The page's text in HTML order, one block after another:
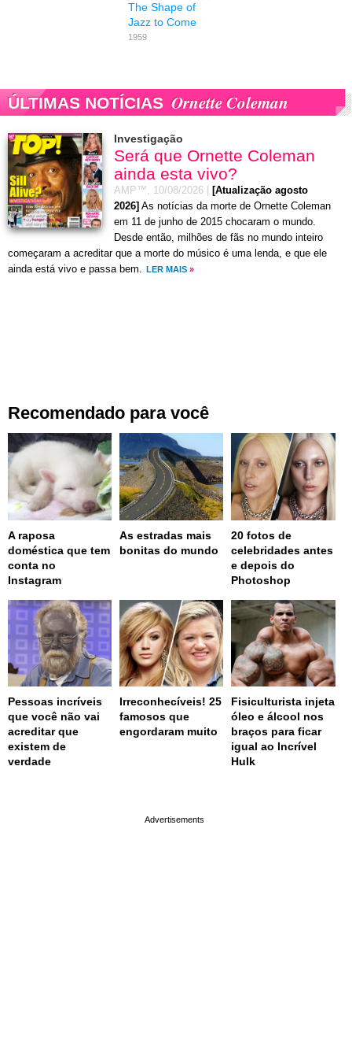
The Shape of
Jazz to Come
1959
ÚLTIMAS NOTÍCIAS Ornette Coleman
Investigação
Será que Ornette Coleman
ainda esta vivo?
AMP™, 10/08/2026
[Atualização agosto
2026] As notícias da morte de Ornette Coleman
em 11 de junho de 2015 chocaram o mundo.
Desde então, milhões de fãs no mundo inteiro
começaram a acreditar que a morte do músico é uma lenda, e que ele
ainda está vivo e passa bem.
LER MAIS »
Recomendado para você
A raposa
doméstica que tem
conta no
Instagram
As estradas mais
bonitas do mundo
20 fotos de
celebridades antes
e depois do
Photoshop
Pessoas incríveis
que você não vai
acreditar que
existem de
verdade
Irreconhecíveis! 25
famosos que
engordaram muito
Fisiculturista injeta
óleo e álcool nos
braços para ficar
igual ao Incrível
Hulk